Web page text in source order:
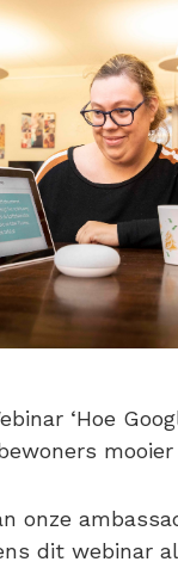
‘Hoe
mooier
onze
dit webinar